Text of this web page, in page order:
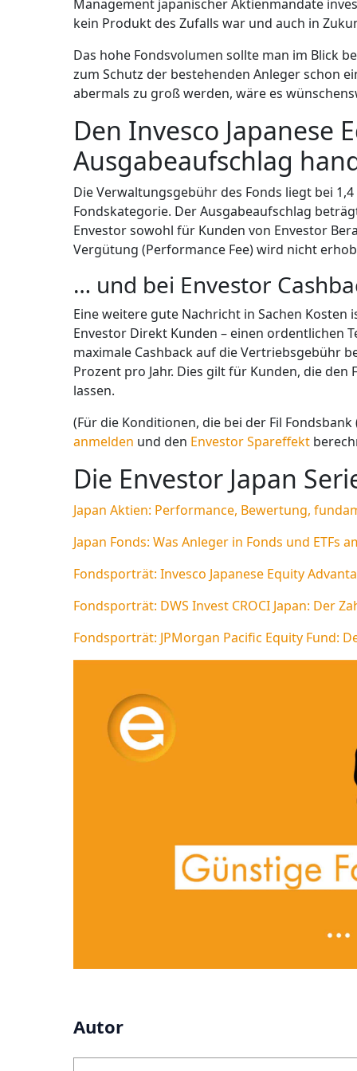
Management japanischer Aktienmandate
kein Produkt des Zufalls war und auch in
Das hohe Fondsvolumen sollte man im Blick
zum Schutz der bestehenden Anleger schon
abermals zu groß werden, wäre es
Den Invesco Japanese
Ausgabeaufschlag
Die Verwaltungsgebühr des Fonds liegt bei
Fondskategorie. Der Ausgabeaufschlag
Envestor sowohl für Kunden von Envestor
Vergütung (Performance Fee) wird nicht
… und bei Envestor
Eine weitere gute Nachricht in Sachen
Envestor Direkt Kunden – einen ordentlichen
maximale Cashback auf die Vertriebsgebühr
Prozent pro Jahr. Dies gilt für Kunden, die
lassen.
(Für die Konditionen, die bei der Fil
anmelden und den Envestor Spareffekt
Die Envestor Japan
Japan Aktien: Performance, Bewertung,
Japan Fonds: Was Anleger in Fonds und ETFs
Fondsporträt: Invesco Japanese Equity
Fondsporträt: DWS Invest CROCI Japan: Der
Fondsporträt: JPMorgan Pacific Equity Fund:
Autor